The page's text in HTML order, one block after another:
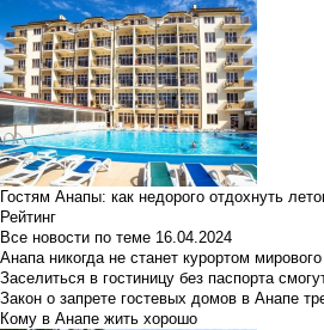
Гостям Анапы: как недорого отдохнуть
Рейтинг
Все новости по теме 16.04.2024
Анапа никогда не станет курортом
Заселиться в гостиницу без паспорта
Закон о запрете гостевых домов в Анапе
Кому в Анапе жить хорошо